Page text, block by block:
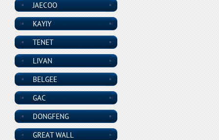
JAECOO
KAYIY
TENET
LIVAN
BELGEE
GAC
DONGFENG
GREAT WALL